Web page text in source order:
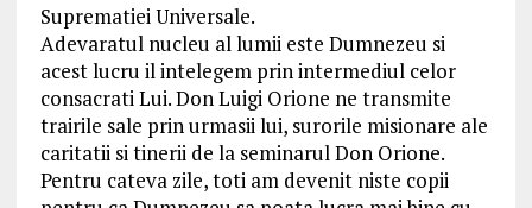
Suprematiei Universale.
Adevaratul nucleu al lumii este Dumnezeu si
acest lucru il intelegem prin intermediul celor
consacrati Lui. Don Luigi Orione ne transmite
trairile sale prin urmasii lui, surorile misionare ale
caritatii si tinerii de la seminarul Don Orione.
Pentru cateva zile, toti am devenit niste copii